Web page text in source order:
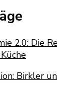
2.0: Die
Birkler